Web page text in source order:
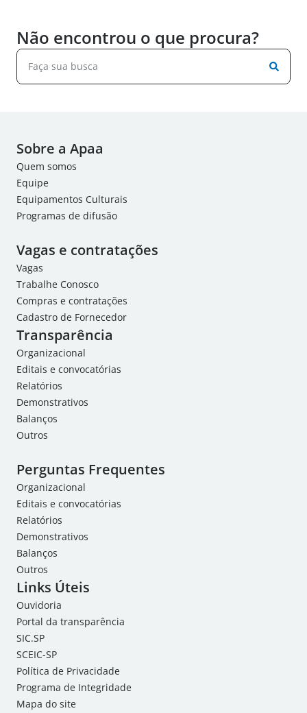
Não encontrou o que procura?
Sobre a Apaa
Quem somos
Equipe
Equipamentos Culturais
Programas de difusão
Vagas e contratações
Vagas
Trabalhe Conosco
Compras e contratações
Cadastro de Fornecedor
Transparência
Organizacional
Editais e convocatórias
Relatórios
Demonstrativos
Balanços
Outros
Perguntas Frequentes
Organizacional
Editais e convocatórias
Relatórios
Demonstrativos
Balanços
Outros
Links Úteis
Ouvidoria
Portal da transparência
SIC.SP
SCEIC-SP
Política de Privacidade
Programa de Integridade
Mapa do site